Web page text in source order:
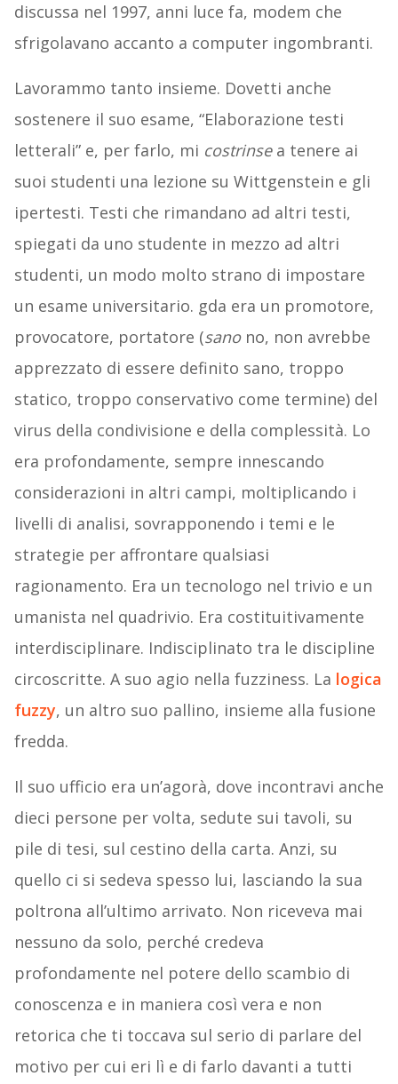
discussa nel 1997, anni luce fa, modem che
sfrigolavano accanto a computer ingombranti.
Lavorammo tanto insieme. Dovetti anche
sostenere il suo esame, “Elaborazione testi
letterali” e, per farlo, mi costrinsea tenere ai
suoi studenti una lezione su Wittgenstein e gli
ipertesti. Testi che rimandano ad altri testi,
spiegati da uno studente in mezzo ad altri
studenti, un modo molto strano di impostare
un esame universitario. gda era un promotore,
provocatore, portatore (sanono, non avrebbe
apprezzato di essere definito sano, troppo
statico, troppo conservativo come termine) del
virus della condivisione e della complessità. Lo
era profondamente, sempre innescando
considerazioni in altri campi, moltiplicando i
livelli di analisi, sovrapponendo i temi e le
strategie per affrontare qualsiasi
ragionamento. Era un tecnologo nel trivio e un
umanista nel quadrivio. Era costituitivamente
interdisciplinare. Indisciplinato tra le discipline
circoscritte. A suo agio nella fuzziness. La logica
fuzzy, un altro suo pallino, insieme alla fusione
fredda.
Il suo ufficio era un’agorà, dove incontravi anche
dieci persone per volta, sedute sui tavoli, su
pile di tesi, sul cestino della carta. Anzi, su
quello ci si sedeva spesso lui, lasciando la sua
poltrona all’ultimo arrivato. Non riceveva mai
nessuno da solo, perché credeva
profondamente nel potere dello scambio di
conoscenza e in maniera così vera e non
retorica che ti toccava sul serio di parlare del
motivo per cui eri lì e di farlo davanti a tutti